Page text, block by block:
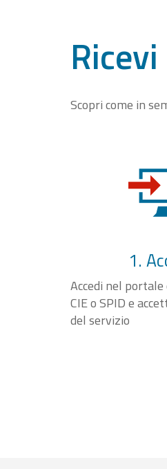
Scopri come in
1.
Accedi nel portale
CIE o SPID e
del servizio